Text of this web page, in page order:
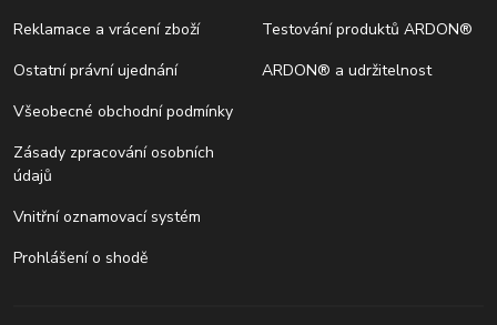
Reklamace a vrácení zboží
Ostatní právní ujednání
Všeobecné obchodní podmínky
Zásady zpracování osobních
údajů
Vnitřní oznamovací systém
Prohlášení o shodě
Testování produktů ARDON®
ARDON® a udržitelnost